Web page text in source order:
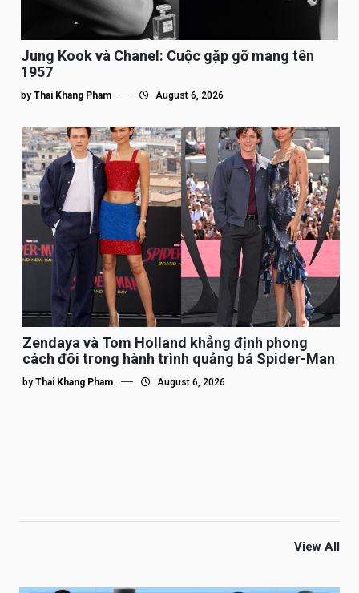
Jung Kook và Chanel: Cuộc gặp gỡ mang tên
1957
by Thai Khang Pham August 6, 2026
Zendaya và Tom Holland khẳng định phong
cách đôi trong hành trình quảng bá Spider-Man
by Thai Khang Pham August 6, 2026
View All